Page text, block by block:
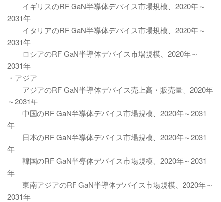
イギリスのRF GaN半導体デバイス市場規模、2020年～
2031年
イタリアのRF GaN半導体デバイス市場規模、2020年～
2031年
ロシアのRF GaN半導体デバイス市場規模、2020年～
2031年
・アジア
アジアのRF GaN半導体デバイス売上高・販売量、2020年
～2031年
中国のRF GaN半導体デバイス市場規模、2020年～2031
年
日本のRF GaN半導体デバイス市場規模、2020年～2031
年
韓国のRF GaN半導体デバイス市場規模、2020年～2031
年
東南アジアのRF GaN半導体デバイス市場規模、2020年～
2031年